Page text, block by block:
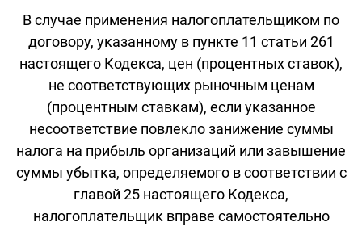
В случае применения налогоплательщиком по
договору, указанному в пункте 11 статьи 261
настоящего Кодекса, цен (процентных ставок),
не соответствующих рыночным ценам
(процентным ставкам), если указанное
несоответствие повлекло занижение суммы
налога на прибыль организаций или завышение
суммы убытка, определяемого в соответствии с
главой 25 настоящего Кодекса,
налогоплательщик вправе самостоятельно